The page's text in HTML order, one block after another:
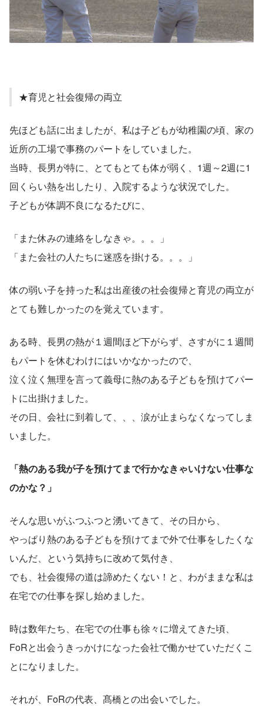
★育児と社会復帰の両立
先ほども話に出ましたが、私は子どもが幼稚園の頃、家の
近所の工場で事務のパートをしていました。
当時、長男が特に、とてもとても体が弱く、1週～2週に1
回くらい熱を出したり、入院するような状況でした。
子どもが体調不良になるたびに、
「また休みの連絡をしなきゃ。。。」
「また会社の人たちに迷惑を掛ける。。。」
体の弱い子を持った私は出産後の社会復帰と育児の両立が
とても難しかったのを覚えています。
ある時、長男の熱が１週間ほど下がらず、さすがに１週間
もパートを休むわけにはいかなかったので、
泣く泣く無理を言って義母に熱のある子どもを預けてパー
トに出掛けました。
その日、会社に到着して、、、涙が止まらなくなってしま
いました。
「熱のある我が子を預けてまで行かなきゃいけない仕事な
のかな？」
そんな思いがふつふつと湧いてきて、その日から、
やっぱり熱のある子どもを預けてまで外で仕事をしたくな
いんだ、という気持ちに改めて気付き、
でも、社会復帰の道は諦めたくない！と、わがままな私は
在宅での仕事を探し始めました。
時は数年たち、在宅での仕事も徐々に増えてきた頃、
FoRと出会うきっかけになった会社で働かせていただくこ
とになりました。
それが、FoRの代表、髙橋との出会いでした。